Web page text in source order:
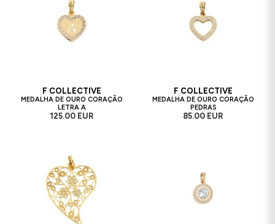
F COLLECTIVE
MEDALHA DE OURO CORAÇÃO
LETRA A
125.00 EUR
F COLLECTIVE
MEDALHA DE OURO CORAÇÃO
PEDRAS
85.00 EUR